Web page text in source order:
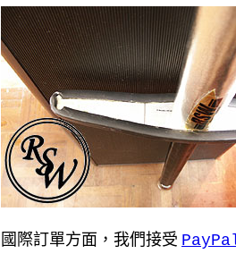
國際訂單方面，我們接受